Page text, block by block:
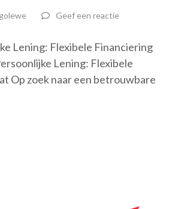
golewe Geef een reactie
Lening: Flexibele Financiering
Lening: Flexibele
Op zoek naar een betrouwbare